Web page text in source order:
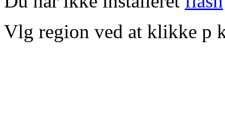
Vlg region ved at klikke p